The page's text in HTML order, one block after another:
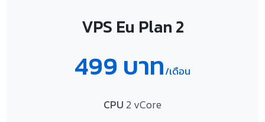
VPS Eu Plan 2
499 บาท/เดือน
CPU 2 vCore